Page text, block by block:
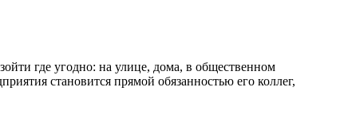
где угодно: на улице, дома, в общественном
становится прямой обязанностью его коллег,